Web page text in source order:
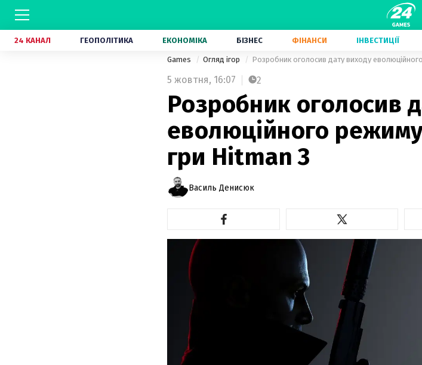
24 КАНАЛ ГЕОПОЛІТИКА ЕКОНОМІКА БІЗНЕС ФІНАНСИ ІНВЕСТИЦІЇ
Games Огляд ігор Розробник оголосив дату виходу
5 жовтня, 16:07 2
Розробник оголосив
еволюційного
гри Hitman 3
Василь Денисюк